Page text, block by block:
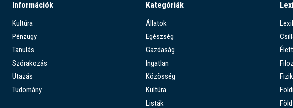
Információk
Kultúra
Pénzügy
Tanulás
Szórakozás
Utazás
Tudomány
Kategóriák
Állatok
Egészség
Gazdaság
Ingatlan
Közösség
Kultúra
Listák